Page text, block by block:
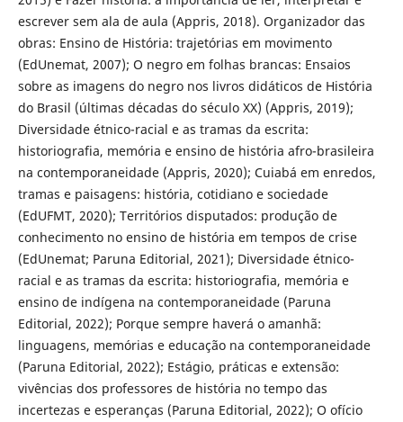
escrever sem ala de aula (Appris, 2018). Organizador das
obras: Ensino de História: trajetórias em movimento
(EdUnemat, 2007); O negro em folhas brancas: Ensaios
sobre as imagens do negro nos livros didáticos de História
do Brasil (últimas décadas do século XX) (Appris, 2019);
Diversidade étnico-racial e as tramas da escrita:
historiografia, memória e ensino de história afro-brasileira
na contemporaneidade (Appris, 2020); Cuiabá em enredos,
tramas e paisagens: história, cotidiano e sociedade
(EdUFMT, 2020); Territórios disputados: produção de
conhecimento no ensino de história em tempos de crise
(EdUnemat; Paruna Editorial, 2021); Diversidade étnico-
racial e as tramas da escrita: historiografia, memória e
ensino de indígena na contemporaneidade (Paruna
Editorial, 2022); Porque sempre haverá o amanhã:
linguagens, memórias e educação na contemporaneidade
(Paruna Editorial, 2022); Estágio, práticas e extensão:
vivências dos professores de história no tempo das
incertezas e esperanças (Paruna Editorial, 2022); O ofício